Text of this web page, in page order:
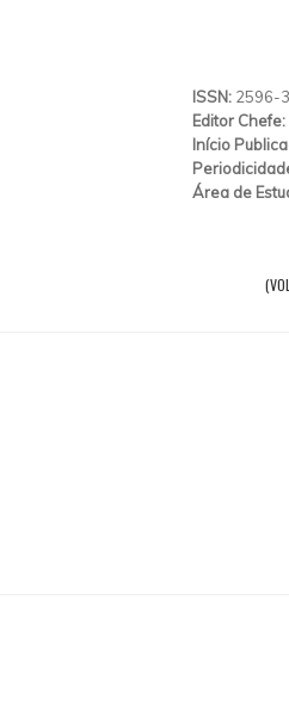
ISSN: 2596-
Editor Chefe:
Início
Área de